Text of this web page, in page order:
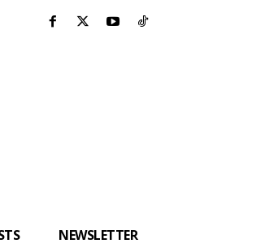
NEWSLETTER